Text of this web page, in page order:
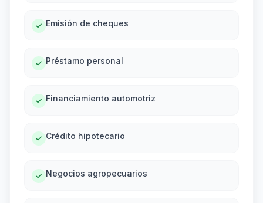
Emisión de cheques
Préstamo personal
Financiamiento automotriz
Crédito hipotecario
Negocios agropecuarios